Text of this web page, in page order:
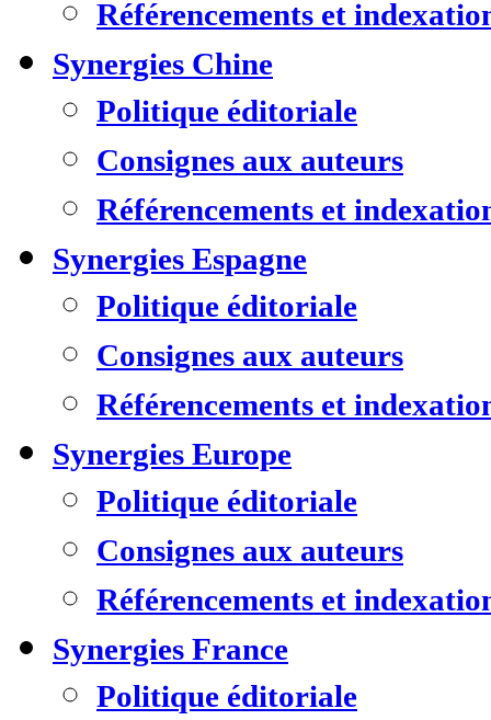
Référencements et
Synergies Chine
Politique éditoriale
Consignes aux auteurs
Référencements et
Synergies Espagne
Politique éditoriale
Consignes aux auteurs
Référencements et
Synergies Europe
Politique éditoriale
Consignes aux auteurs
Référencements et
Synergies France
Politique éditoriale